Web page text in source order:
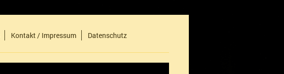
Kontakt / Impressum Datenschutz